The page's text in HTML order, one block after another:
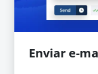
Enviar e-